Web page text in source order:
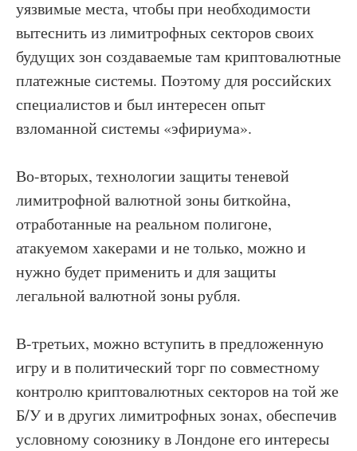
уязвимые места, чтобы при необходимости
вытеснить из лимитрофных секторов своих
будущих зон создаваемые там криптовалютные
платежные системы. Поэтому для российских
специалистов и был интересен опыт
взломанной системы «эфириума».
Во-вторых, технологии защиты теневой
лимитрофной валютной зоны биткойна,
отработанные на реальном полигоне,
атакуемом хакерами и не только, можно и
нужно будет применить и для защиты
легальной валютной зоны рубля.
В-третьих, можно вступить в предложенную
игру и в политический торг по совместному
контролю криптовалютных секторов на той же
Б/У и в других лимитрофных зонах, обеспечив
условному союзнику в Лондоне его интересы